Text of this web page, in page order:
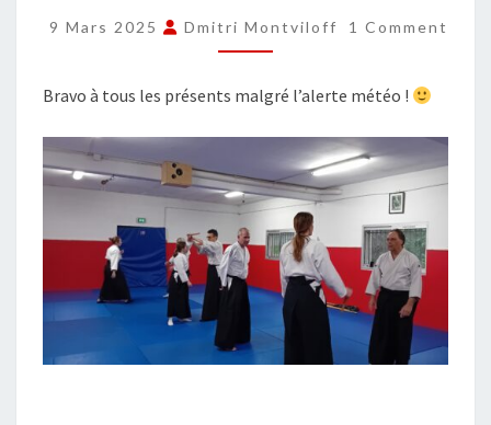
MARS
9 Mars 2025 Dmitri Montviloff COMMENTS
1 Comment
Bravo à tous les présents malgré l’alerte météo !